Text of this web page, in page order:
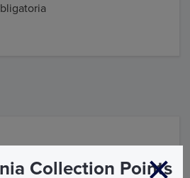
nella voce “Cosa include”
Collection Points